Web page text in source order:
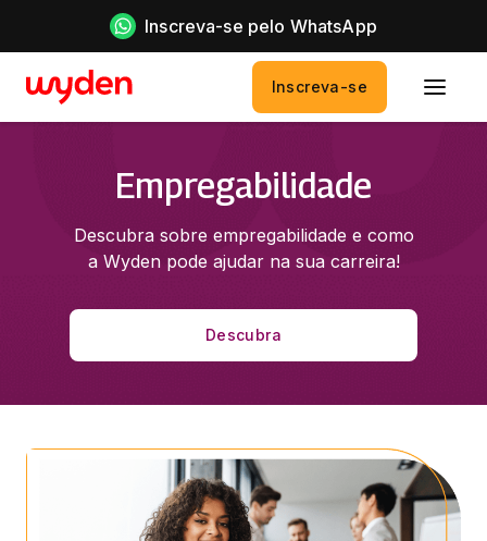
Inscreva-se pelo WhatsApp
Inscreva-se
Empregabilidade
Descubra sobre empregabilidade e como
a Wyden pode ajudar na sua carreira!
Descubra